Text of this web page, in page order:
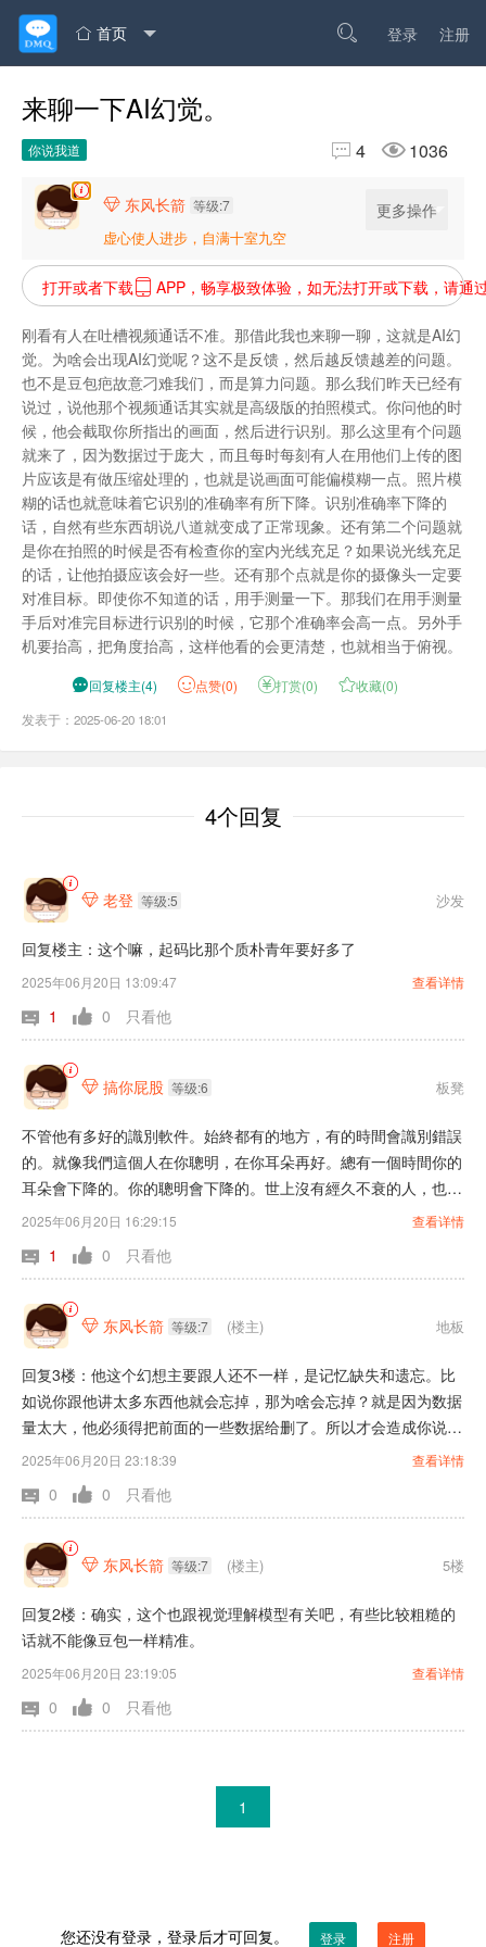
 首页  登录 注册
来聊一下AI幻觉。
你说我道  4 1036
 东风长箭 等级:7
虚心使人进步，自满十室九空
更多操作
打开或者下载 APP，畅享极致体验，如无法打开或下载，请通
刚看有人在吐槽视频通话不准。那借此我也来聊一聊，这就是AI幻
觉。为啥会出现AI幻觉呢？这不是反馈，然后越反馈越差的问题。
也不是豆包疤故意刁难我们，而是算力问题。那么我们昨天已经有
说过，说他那个视频通话其实就是高级版的拍照模式。你问他的时
候，他会截取你所指出的画面，然后进行识别。那么这里有个问题
就来了，因为数据过于庞大，而且每时每刻有人在用他们上传的图
片应该是有做压缩处理的，也就是说画面可能偏模糊一点。照片模
糊的话也就意味着它识别的准确率有所下降。识别准确率下降的
话，自然有些东西胡说八道就变成了正常现象。还有第二个问题就
是你在拍照的时候是否有检查你的室内光线充足？如果说光线充足
的话，让他拍摄应该会好一些。还有那个点就是你的摄像头一定要
对准目标。即使你不知道的话，用手测量一下。那我们在用手测量
手后对准完目标进行识别的时候，它那个准确率会高一点。另外手
机要抬高，把角度抬高，这样他看的会更清楚，也就相当于俯视。
回复楼主(4) 点赞(0) 打赏(0) 收藏(0)
发表于：2025-06-20 18:01
4个回复
 老登 等级:5 沙发
回复楼主：这个嘛，起码比那个质朴青年要好多了
2025年06月20日 13:09:47 查看详情
1 0 只看他
 搞你屁股 等级:6 板凳
不管他有多好的識別軟件。始終都有的地方，有的時間會識別錯誤
的。就像我們這個人在你聰明，在你耳朵再好。總有一個時間你的
耳朵會下降的。你的聰明會下降的。世上沒有經久不衰的人，也沒
有經久不摔的機械化。或者識別軟件。就像有的男的女的，他們提
都是畢竟在少數。絕大部分再有要求又達不到這個本事。
2025年06月20日 16:29:15 查看详情
1 0 只看他
 东风长箭 等级:7 (楼主) 地板
回复3楼：他这个幻想主要跟人还不一样，是记忆缺失和遗忘。比
如说你跟他讲太多东西他就会忘掉，那为啥会忘掉？就是因为数据
量太大，他必须得把前面的一些数据给删了。所以才会造成你说太
多，他会出现记忆缺失，很遗忘的问题。我们在表达的时候必须得
2025年06月20日 23:18:39 查看详情
0 0 只看他
 东风长箭 等级:7 (楼主) 5楼
回复2楼：确实，这个也跟视觉理解模型有关吧，有些比较粗糙的
话就不能像豆包一样精准。
2025年06月20日 23:19:05 查看详情
0 0 只看他
1
您还没有登录，登录后才可回复。 登录 注册